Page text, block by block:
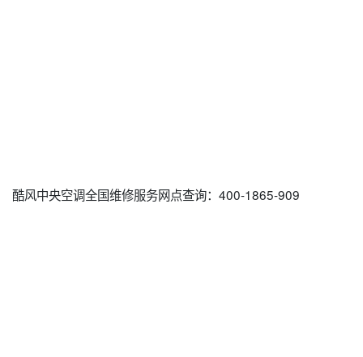
酷风中央空调全国维修服务网点查询：400-1865-909